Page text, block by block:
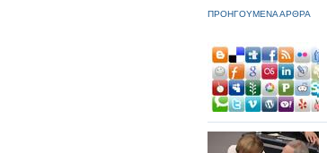
ΠΡΟΗΓΟΥΜΕΝΑ ΑΡΘΡΑ